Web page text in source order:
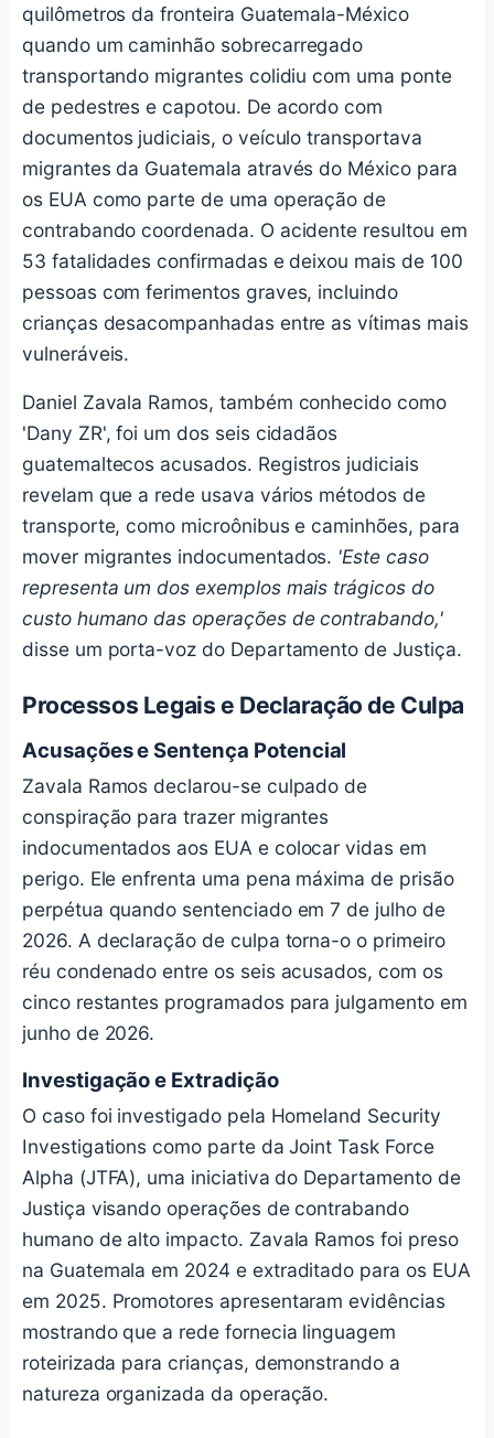
quilômetros da fronteira Guatemala-México
quando um caminhão sobrecarregado
transportando migrantes colidiu com uma ponte
de pedestres e capotou. De acordo com
documentos judiciais, o veículo transportava
migrantes da Guatemala através do México para
os EUA como parte de uma operação de
contrabando coordenada. O acidente resultou em
53 fatalidades confirmadas e deixou mais de 100
pessoas com ferimentos graves, incluindo
crianças desacompanhadas entre as vítimas mais
vulneráveis.
Daniel Zavala Ramos, também conhecido como
'Dany ZR', foi um dos seis cidadãos
guatemaltecos acusados. Registros judiciais
revelam que a rede usava vários métodos de
transporte, como microônibus e caminhões, para
mover migrantes indocumentados. 'Este caso
representa um dos exemplos mais trágicos do
custo humano das operações de contrabando,'
disse um porta-voz do Departamento de Justiça.
Processos Legais e Declaração de Culpa
Acusações e Sentença Potencial
Zavala Ramos declarou-se culpado de
conspiração para trazer migrantes
indocumentados aos EUA e colocar vidas em
perigo. Ele enfrenta uma pena máxima de prisão
perpétua quando sentenciado em 7 de julho de
2026. A declaração de culpa torna-o o primeiro
réu condenado entre os seis acusados, com os
cinco restantes programados para julgamento em
junho de 2026.
Investigação e Extradição
O caso foi investigado pela Homeland Security
Investigations como parte da Joint Task Force
Alpha (JTFA), uma iniciativa do Departamento de
Justiça visando operações de contrabando
humano de alto impacto. Zavala Ramos foi preso
na Guatemala em 2024 e extraditado para os EUA
em 2025. Promotores apresentaram evidências
mostrando que a rede fornecia linguagem
roteirizada para crianças, demonstrando a
natureza organizada da operação.